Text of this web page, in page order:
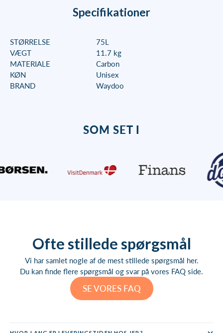
Specifikationer
STØRRELSE
75L
VÆGT
11.7 kg
MATERIALE
Carbon
KØN
Unisex
BRAND
Waydoo
SOM SET I
Ofte stillede spørgsmål
Vi har samlet nogle af de mest stillede spørgsmål her.
Du kan finde flere spørgsmål og svar på vores FAQ side.
SE VORES FAQ